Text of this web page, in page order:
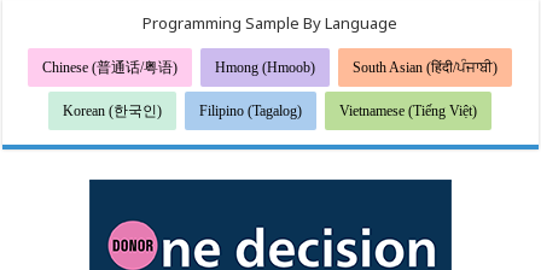
Programming Sample By Language
Chinese (普通话/粤语) Hmong (Hmoob) South Asian (हिंदी/ਪੰਜਾਬੀ)
Korean (한국인) Filipino (Tagalog) Vietnamese (Tiếng Việt)